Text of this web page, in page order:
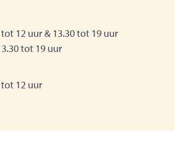
tot 12 uur& 13.30tot 19 uur
tot 19 uur
tot 12 uur